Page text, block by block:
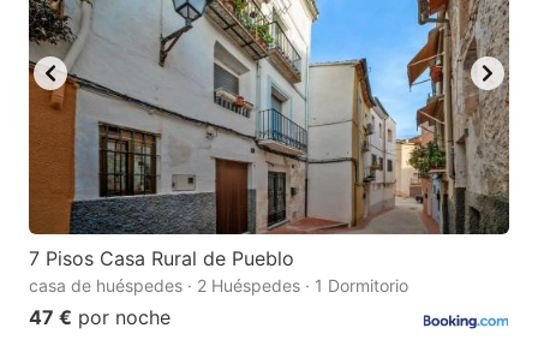
7 Pisos Casa Rural de Pueblo
casa de huéspedes · 2 Huéspedes · 1 Dormitorio
47 € por noche